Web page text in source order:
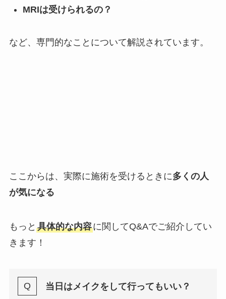
MRIは受けられるの？
など、専門的なことについて解説されています。
ここからは、実際に施術を受けるときに多くの人
が気になる
もっと 具体的な内容に関してQ&Aでご紹介してい
きます！
当日はメイクをして行ってもいい？